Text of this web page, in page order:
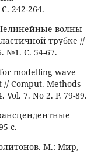
242-264.
волны
трубке //
№1. С. 54-67.
modelling wave
Comput. Methods
7. No 2. P. 79-89.
с.
М.: Мир,